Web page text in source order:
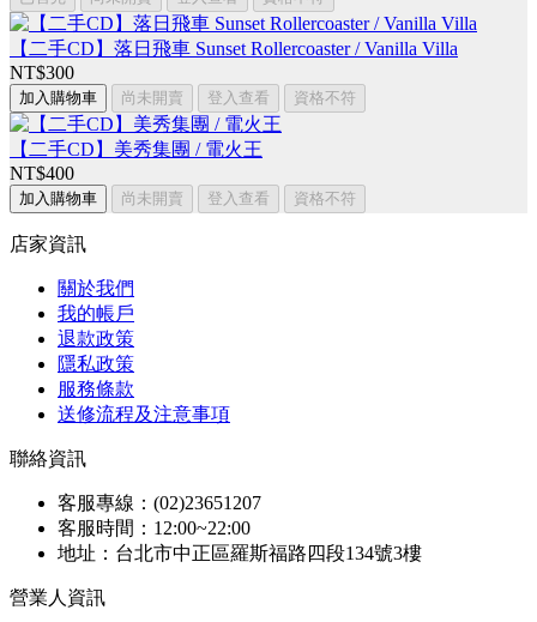
【二手CD】落日飛車 Sunset Rollercoaster / Vanilla Villa
NT$300
加入購物車 尚未開賣 登入查看 資格不符
【二手CD】美秀集團 / 電火王
NT$400
加入購物車 尚未開賣 登入查看 資格不符
店家資訊
關於我們
我的帳戶
退款政策
隱私政策
服務條款
送修流程及注意事項
聯絡資訊
客服專線：(02)23651207
客服時間：12:00~22:00
地址：台北市中正區羅斯福路四段134號3樓
營業人資訊